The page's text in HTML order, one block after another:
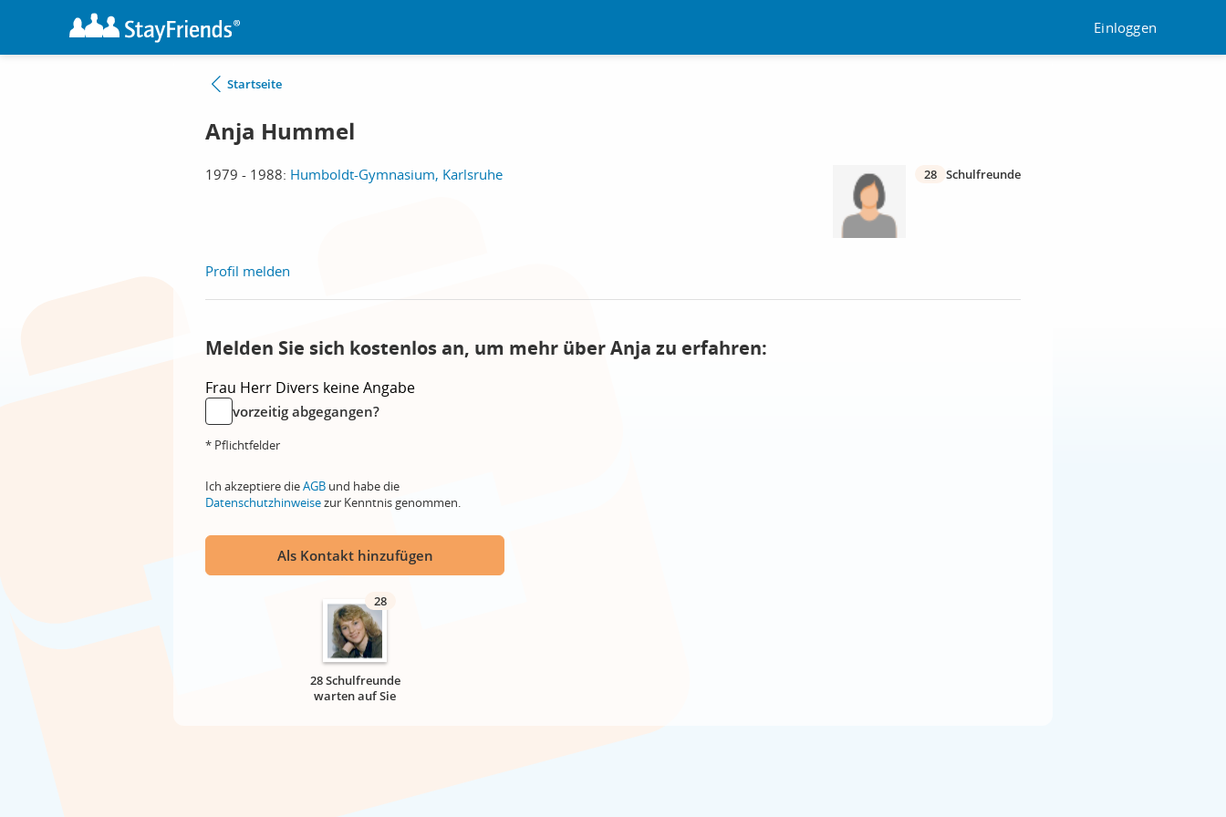
Einloggen
Startseite
Anja Hummel
1979 - 1988: Humboldt-Gymnasium, Karlsruhe 28 Schulfreunde
Profil melden
Melden Sie sich kostenlos an, um mehr über Anja zu erfahren:
Frau Herr Divers keine Angabe
vorzeitig abgegangen?
* Pflichtfelder
Ich akzeptiere dieAGB und habe die
Datenschutzhinweisezur Kenntnis genommen.
Als Kontakt hinzufügen
28
28 Schulfreunde
warten auf Sie